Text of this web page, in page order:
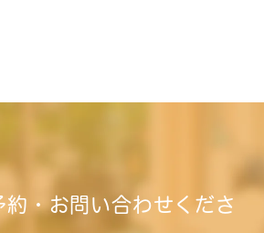
約・お問い合わせくださ